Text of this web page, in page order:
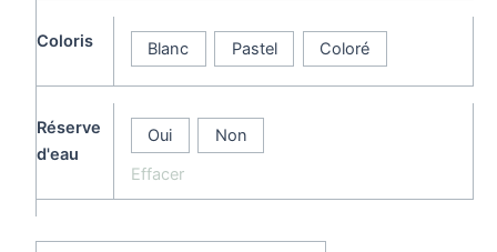
Coloris Blanc Pastel Coloré
Réserve
d'eau
Oui
Non
Effacer